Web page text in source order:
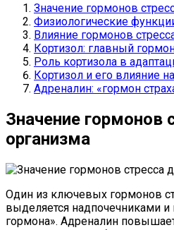
Значение гормонов
Физиологические
Влияние гормонов
Кортизол: главный
Роль кортизола в
Кортизол и его влияние
Адреналин: «гормон
Значение гормонов
организма
Один из ключевых гормонов
выделяется надпочечниками и
гормона». Адреналин